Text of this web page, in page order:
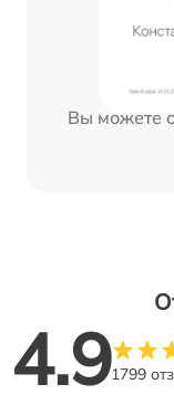
Вы можете
4.91799